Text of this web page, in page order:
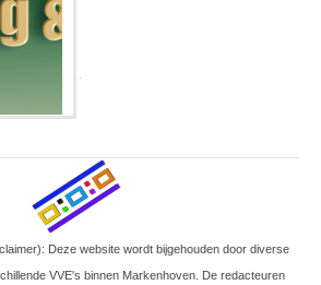
Deze website wordt bijgehouden door diverse
VVE's binnen Markenhoven. De redacteuren